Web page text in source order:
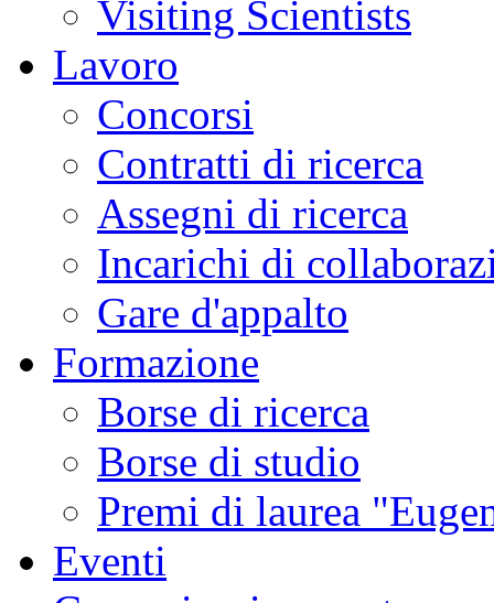
Visiting Scientists
Lavoro
Concorsi
Contratti di ricerca
Assegni di ricerca
Incarichi di
Gare d'appalto
Formazione
Borse di ricerca
Borse di studio
Premi di laurea
Eventi